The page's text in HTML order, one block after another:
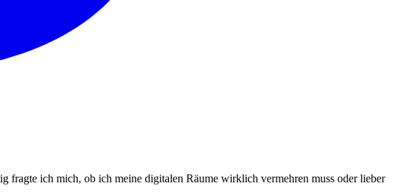
ich mich, ob ich meine digitalen Räume wirklich vermehren muss oder lieber